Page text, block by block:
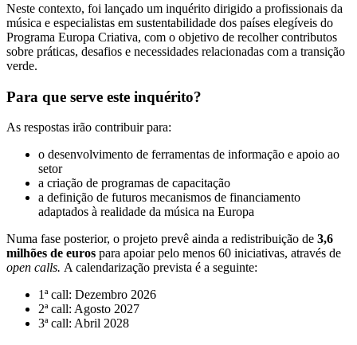
Neste contexto, foi lançado um inquérito dirigido a profissionais da
música e especialistas em sustentabilidade dos países elegíveis do
Programa Europa Criativa, com o objetivo de recolher contributos
sobre práticas, desafios e necessidades relacionadas com a transição
verde.
Para que serve este inquérito?
As respostas irão contribuir para:
o desenvolvimento de ferramentas de informação e apoio ao
setor
a criação de programas de capacitação
a definição de futuros mecanismos de financiamento
adaptados à realidade da música na Europa
Numa fase posterior, o projeto prevê ainda a redistribuição de 3,6
milhões de euros para apoiar pelo menos 60 iniciativas, através de
open calls. A calendarização prevista é a seguinte:
1ª call: Dezembro 2026
2ª call: Agosto 2027
3ª call: Abril 2028